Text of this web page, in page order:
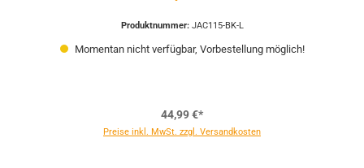
Produktnummer: JAC115-BK-L
Momentan nicht verfügbar, Vorbestellung möglich!
44,99 €*
Preise inkl. MwSt. zzgl. Versandkosten